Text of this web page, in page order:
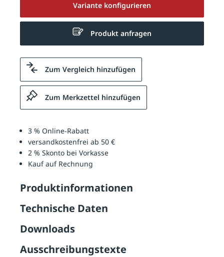
Variante konfigurieren
Produkt anfragen
Zum Vergleich hinzufügen
Zum Merkzettel hinzufügen
3 % Online-Rabatt
versandkostenfrei ab 50 €
2 % Skonto bei Vorkasse
Kauf auf Rechnung
Produktinformationen
Technische Daten
Downloads
Ausschreibungstexte